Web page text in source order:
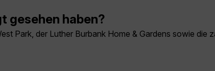
gesehen haben?
Park, der Luther Burbank Home & Gardens sowie